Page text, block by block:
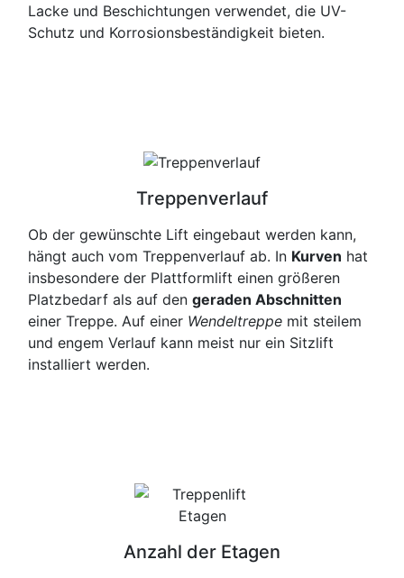
Lacke und Beschichtungen verwendet, die UV-
Schutz und Korrosionsbeständigkeit bieten.
Treppenverlauf
Ob der gewünschte Lift eingebaut werden kann,
hängt auch vom Treppenverlauf ab. In Kurven hat
insbesondere der Plattformlift einen größeren
Platzbedarf als auf den geraden Abschnitten
einer Treppe. Auf einer Wendeltreppe mit steilem
und engem Verlauf kann meist nur ein Sitzlift
installiert werden.
Anzahl der Etagen